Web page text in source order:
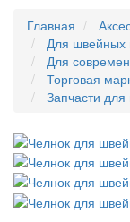
Главная
Для
Для
Торговая
Запчасти